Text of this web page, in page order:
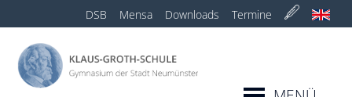
DSB Mensa Downloads Termine